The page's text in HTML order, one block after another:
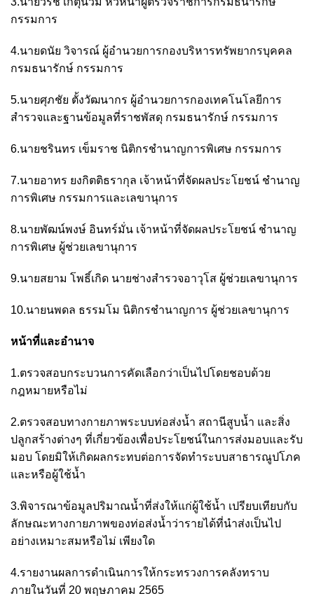
กรรมการ
4.นายดนัย วิจารณ์ ผู้อำนวยการกองบริหารทรัพยากรบุคคล
กรมธนารักษ์ กรรมการ
5.นายศุภชัย ตั้งวัฒนากร ผู้อำนวยการกองเทคโนโลยีการ
สำรวจและฐานข้อมูลที่ราชพัสดุ กรมธนารักษ์ กรรมการ
6.นายชรินทร เข็มราช นิติกรชำนาญการพิเศษ กรรมการ
7.นายอาทร ยงกิตติธรากุล เจ้าหน้าที่จัดผลประโยชน์ ชำนาญ
การพิเศษ กรรมการและเลขานุการ
8.นายพัฒน์พงษ์ อินทร์มั่น เจ้าหน้าที่จัดผลประโยชน์ ชำนาญ
การพิเศษ ผู้ช่วยเลขานุการ
9.นายสยาม โพธิ์เกิด นายช่างสำรวจอาวุโส ผู้ช่วยเลขานุการ
10.นายนพดล ธรรมโม นิติกรชำนาญการ ผู้ช่วยเลขานุการ
หน้าที่และอำนาจ
1.ตรวจสอบกระบวนการคัดเลือกว่าเป็นไปโดยชอบด้วย
กฎหมายหรือไม่
2.ตรวจสอบทางกายภาพระบบท่อส่งน้ำ สถานีสูบน้ำ และสิ่ง
ปลูกสร้างต่างๆ ที่เกี่ยวข้องเพื่อประโยชน์ในการส่งมอบและรับ
มอบ โดยมิให้เกิดผลกระทบต่อการจัดทำระบบสาธารณูปโภค
และหรือผู้ใช้น้ำ
3.พิจารณาข้อมูลปริมาณน้ำที่ส่งให้แก่ผู้ใช้น้ำ เปรียบเทียบกับ
ลักษณะทางกายภาพของท่อส่งน้ำว่ารายได้ที่นำส่งเป็นไป
อย่างเหมาะสมหรือไม่ เพียงใด
4.รายงานผลการดำเนินการให้กระทรวงการคลังทราบ
ภายในวันที่ 20 พฤษภาคม 2565